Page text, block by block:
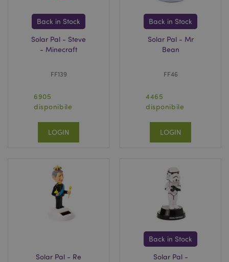
Back in Stock
Solar Pal - Steve
- Minecraft
FF139
6905
disponibile
LOGIN
Back in Stock
Solar Pal - Mr
Bean
FF46
4465
disponibile
LOGIN
Solar Pal - Re
Back in Stock
Solar Pal -